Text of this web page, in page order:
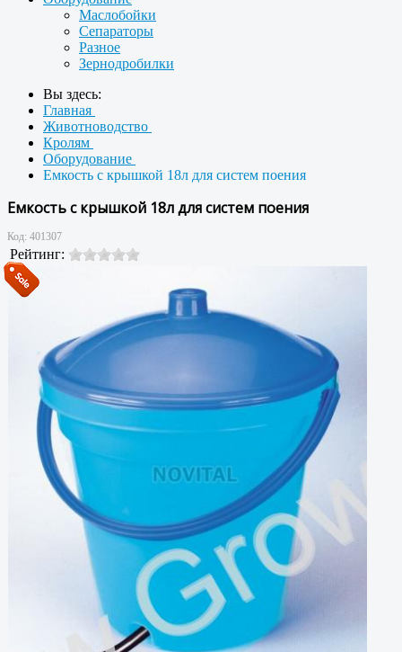
Маслобойки
Сепараторы
Разное
Зернодробилки
Вы здесь:
Главная
Животноводство
Кролям
Оборудование
Емкость с крышкой 18л для систем поения
Емкость с крышкой 18л для систем поения
Код: 401307
Рейтинг: